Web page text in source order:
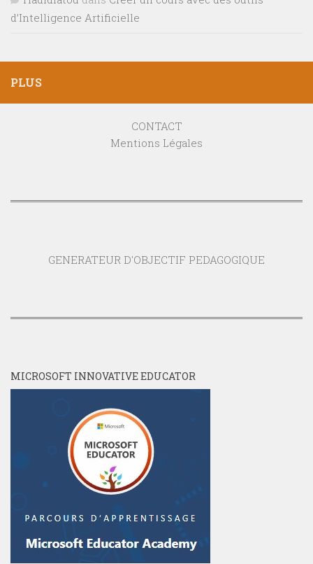
d’Intelligence Artificielle
PLUS
CONTACT
Mentions Légales
GENERATEUR D'OBJECTIF PEDAGOGIQUE
MICROSOFT INNOVATIVE EDUCATOR